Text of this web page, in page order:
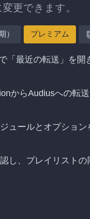
更できます。
） プレミアム
「最近の転送」を開
からAudiusへの転
ュールとオプション
し、プレイリストの